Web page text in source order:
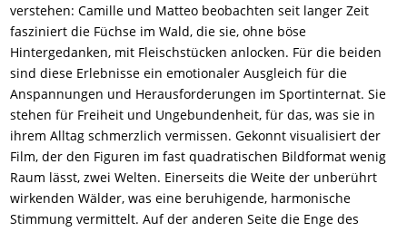
verstehen: Camille und Matteo beobachten seit langer Zeit
fasziniert die Füchse im Wald, die sie, ohne böse
Hintergedanken, mit Fleischstücken anlocken. Für die beiden
sind diese Erlebnisse ein emotionaler Ausgleich für die
Anspannungen und Herausforderungen im Sportinternat. Sie
stehen für Freiheit und Ungebundenheit, für das, was sie in
ihrem Alltag schmerzlich vermissen. Gekonnt visualisiert der
Film, der den Figuren im fast quadratischen Bildformat wenig
Raum lässt, zwei Welten. Einerseits die Weite der unberührt
wirkenden Wälder, was eine beruhigende, harmonische
Stimmung vermittelt. Auf der anderen Seite die Enge des